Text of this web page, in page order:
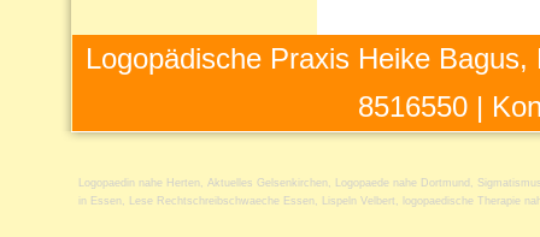
Logopädische Praxis Heike
8516550 |
Logopaedin nahe Herten , Aktuelles Gelsenkirchen , Logopaede nahe Dortmund ,
in Essen , Lese Rechtschreibschwaeche Essen , Lispeln Velbert , logopaedische Therapie